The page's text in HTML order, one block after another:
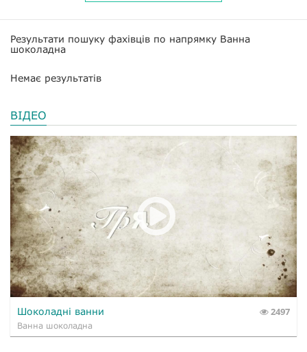
Результати пошуку фахівців по напрямку Ванна
шоколадна
Немає результатів
ВІДЕО
Шоколадні ванни
Ванна шоколадна
2497